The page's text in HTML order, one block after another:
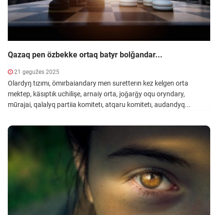
Qazaq pen özbekke ortaq batyr bolǧandar...
21 gegužės 2025
Olardyŋ tızımı, ömırbaiandary men suretterın kez kelgen orta
mektep, käsıptık uchilişe, arnaiy orta, joǧarǧy oqu oryndary,
mūrajai, qalalyq partiia komitetı, atqaru komitetı, audandyq...